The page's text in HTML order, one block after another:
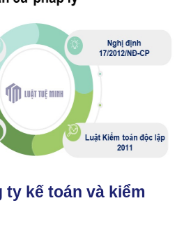
ty kế toán và kiểm